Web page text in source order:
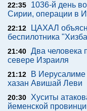
22:35
1036-й день
Сирии, операции в
22:12
ЦАХАЛ
беспилотника
21:40 Два человека
севере Израиля
21:12
В Иерусалиме
хазан Авишай Леви
20:30
Хуситы
йеменской